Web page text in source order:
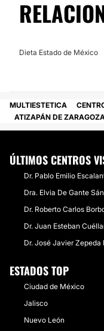
Dieta Estado de México
MULTIESTETICA
ATIZAPÁN DE
ÚLTIMOS CENTROS
Dr. Pablo Emilio
Dra. Elvia De Gante
Dr. Roberto Carlos
Dr. Juan Esteban
Dr. José Javier Zepeda
ESTADOS TOP
Ciudad de México
Jalisco
Nuevo León